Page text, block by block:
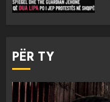
PËR TY
4